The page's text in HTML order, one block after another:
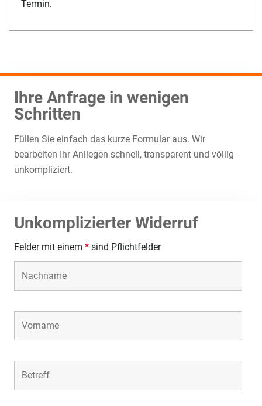
Termin.
Ihre Anfrage in wenigen
Schritten
Füllen Sie einfach das kurze Formular aus. Wir
bearbeiten Ihr Anliegen schnell, transparent und völlig
unkompliziert.
Unkomplizierter Widerruf
Felder mit einem * sind Pflichtfelder